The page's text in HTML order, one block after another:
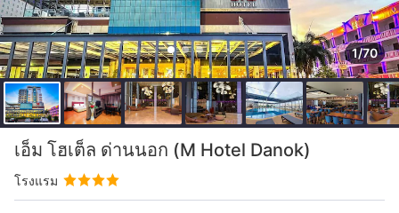
1/70
เอ็ม โฮเต็ล ด่านนอก (M Hotel Danok)
โรงแรม